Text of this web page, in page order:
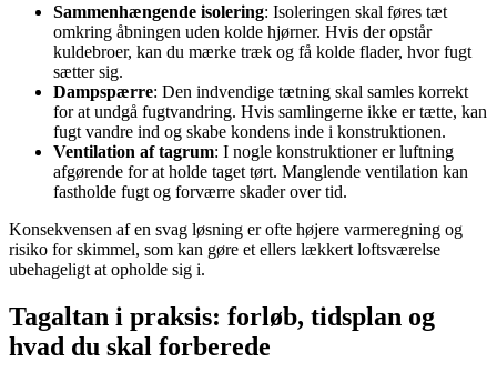
Sammenhængende isolering: Isoleringen skal føres tæt
omkring åbningen uden kolde hjørner. Hvis der opstår
kuldebroer, kan du mærke træk og få kolde flader, hvor fugt
sætter sig.
Dampspærre: Den indvendige tætning skal samles korrekt
for at undgå fugtvandring. Hvis samlingerne ikke er tætte, kan
fugt vandre ind og skabe kondens inde i konstruktionen.
Ventilation af tagrum: I nogle konstruktioner er luftning
afgørende for at holde taget tørt. Manglende ventilation kan
fastholde fugt og forværre skader over tid.
Konsekvensen af en svag løsning er ofte højere varmeregning og
risiko for skimmel, som kan gøre et ellers lækkert loftsværelse
ubehageligt at opholde sig i.
Tagaltan i praksis: forløb, tidsplan og
hvad du skal forberede